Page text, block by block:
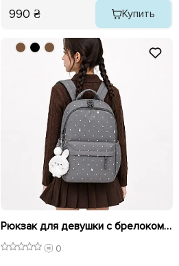
990 ₴ Купить
Рюкзак для девушки с брелоком 596509 Серая
0